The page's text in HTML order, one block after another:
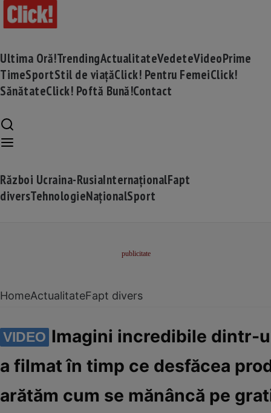
Ultima Oră!TrendingActualitateVedeteVideoPrime
TimeSportStil de viațăClick! Pentru FemeiClick!
SănătateClick! Poftă Bună!Contact
Război Ucraina-RusiaInternaționalFapt
diversTehnologieNaționalSport
HomeActualitateFapt divers
VIDEO Imagini incredibile dintr-
a filmat în timp ce desfăcea
arătăm cum se mănâncă pe